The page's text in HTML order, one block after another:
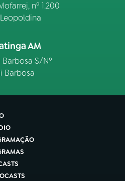
nº 1.200
AM
Barbosa S/Nº
Barbosa